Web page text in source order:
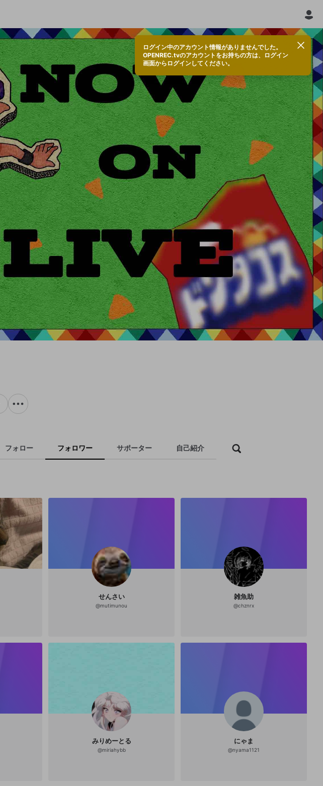
ログイン中のアカウント情報がありませんでした。
OPENREC.tvのアカウントをお持ちの方は、ログイン
画面からログインしてください。
フォロー フォロワー サポーター 自己紹介
せんさい
@mutimunou
雑魚助
@chznrx
みりめーとる
@miriahybb
にゃま
@nyama1121